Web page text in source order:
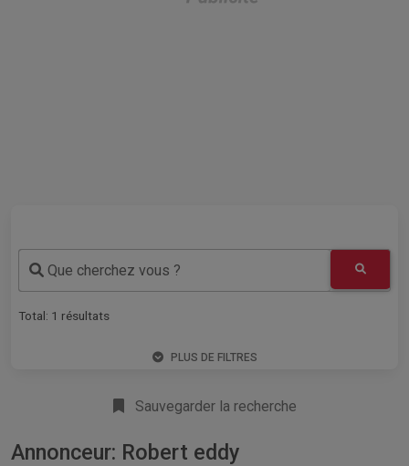
Que cherchez vous ?
Total: 1 résultats
PLUS DE FILTRES
Sauvegarder la recherche
Annonceur: Robert eddy